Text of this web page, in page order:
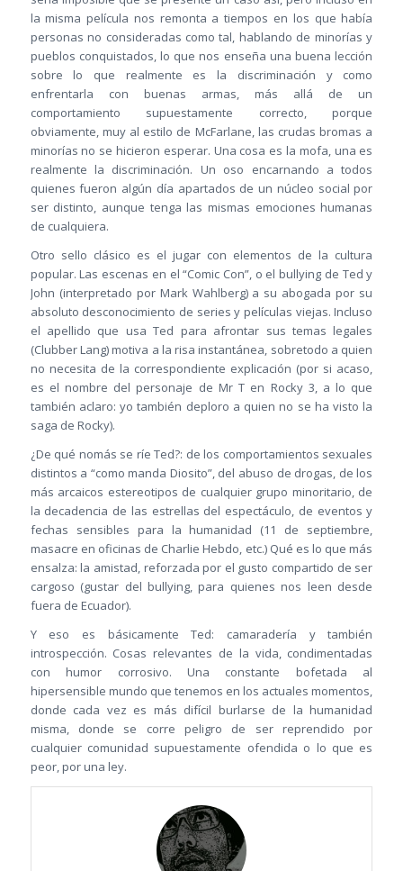
la misma película nos remonta a tiempos en los que había
personas no consideradas como tal, hablando de minorías y
pueblos conquistados, lo que nos enseña una buena lección
sobre lo que realmente es la discriminación y como
enfrentarla con buenas armas, más allá de un
comportamiento supuestamente correcto, porque
obviamente, muy al estilo de McFarlane, las crudas bromas a
minorías no se hicieron esperar. Una cosa es la mofa, una es
realmente la discriminación. Un oso encarnando a todos
quienes fueron algún día apartados de un núcleo social por
ser distinto, aunque tenga las mismas emociones humanas
de cualquiera.
Otro sello clásico es el jugar con elementos de la cultura
popular. Las escenas en el “Comic Con”, o el bullying de Ted y
John (interpretado por Mark Wahlberg) a su abogada por su
absoluto desconocimiento de series y películas viejas. Incluso
el apellido que usa Ted para afrontar sus temas legales
(Clubber Lang) motiva a la risa instantánea, sobretodo a quien
no necesita de la correspondiente explicación (por si acaso,
es el nombre del personaje de Mr T en Rocky 3, a lo que
también aclaro: yo también deploro a quien no se ha visto la
saga de Rocky).
¿De qué nomás se ríe Ted?: de los comportamientos sexuales
distintos a “como manda Diosito”, del abuso de drogas, de los
más arcaicos estereotipos de cualquier grupo minoritario, de
la decadencia de las estrellas del espectáculo, de eventos y
fechas sensibles para la humanidad (11 de septiembre,
masacre en oficinas de Charlie Hebdo, etc.) Qué es lo que más
ensalza: la amistad, reforzada por el gusto compartido de ser
cargoso (gustar del bullying, para quienes nos leen desde
fuera de Ecuador).
Y eso es básicamente Ted: camaradería y también
introspección. Cosas relevantes de la vida, condimentadas
con humor corrosivo. Una constante bofetada al
hipersensible mundo que tenemos en los actuales momentos,
donde cada vez es más difícil burlarse de la humanidad
misma, donde se corre peligro de ser reprendido por
cualquier comunidad supuestamente ofendida o lo que es
peor, por una ley.